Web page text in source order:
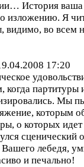
История ваша
изложению. Я
видимо, во всем
17:20
когда партитуры
Мы
которым
о которых
сценический
Вашего лебедя,
и печально!